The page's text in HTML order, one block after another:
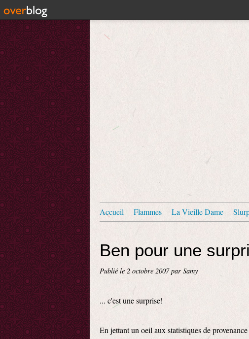
Accueil Flammes La Vieille Dame
Ben pour une
Publié le 2 octobre 2007par Samy
... c'est une surprise!
En jettant un oeil aux statistiques de